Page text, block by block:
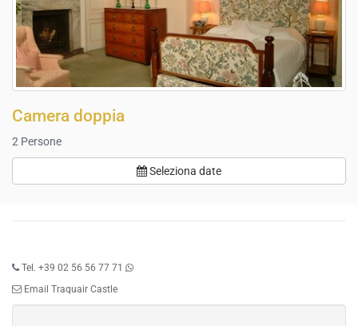
Camera doppia
2 Persone
Seleziona date
Tel. +39 02 56 56 77 71
Email Traquair Castle